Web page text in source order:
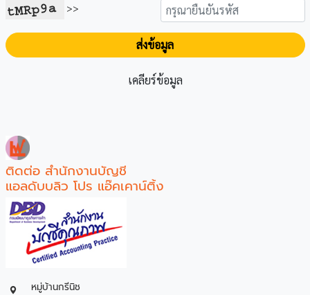
>>
ส่งข้อมูล
เคลียร์ข้อมูล
ติดต่อ สำนักงานบัญชี
แอลดับบลิว โปร แอ๊คเคาน์ติ้ง
หมู่บ้านกรีนิช